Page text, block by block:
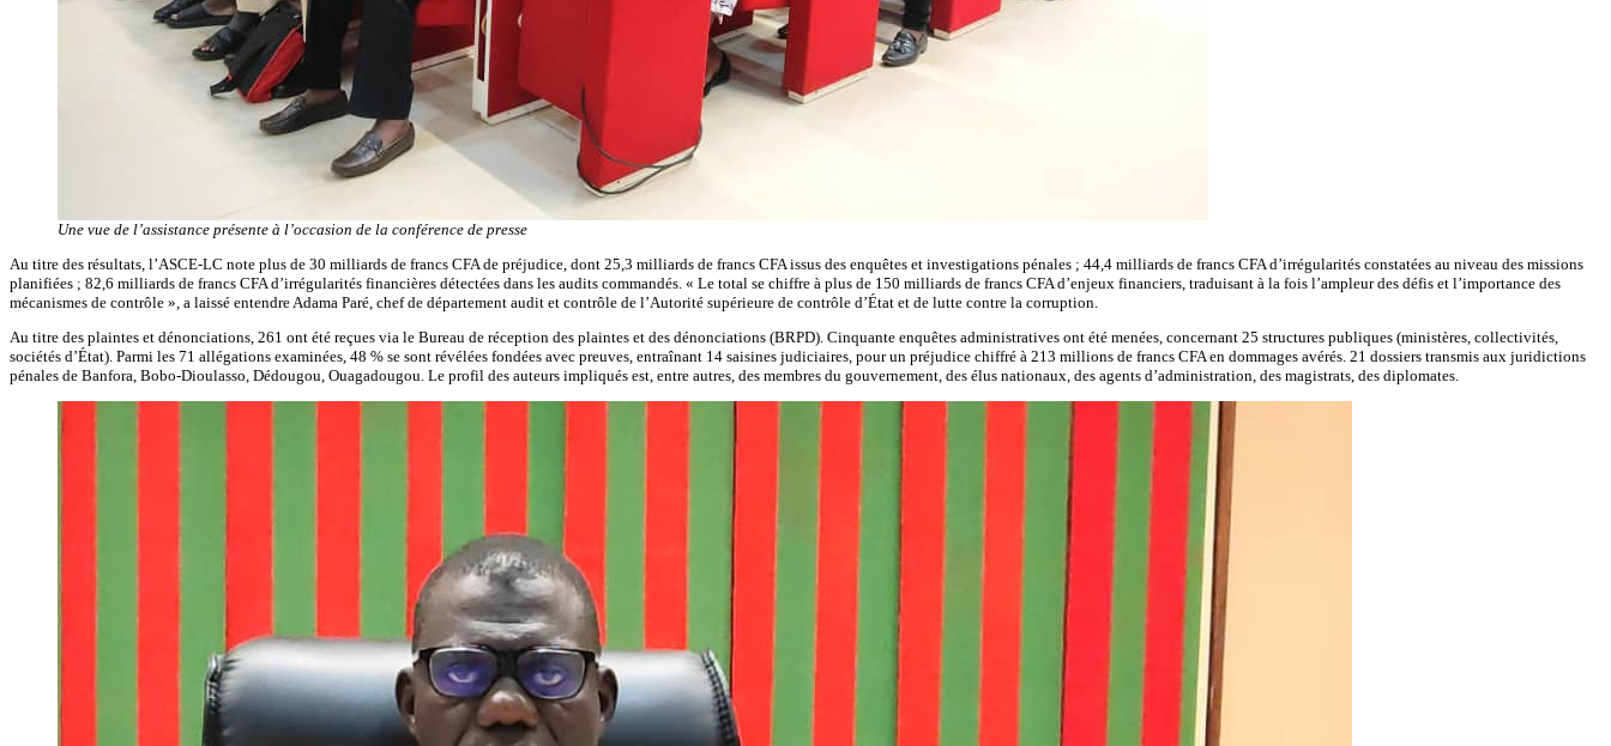
Une vue de l’assistance présente à l’occasion de la conférence de presse
Au titre des résultats, l’ASCE-LC note plus de 30 milliards de francs CFA de préjudice, dont 25,3 milliards de francs CFA issus des enquêtes et investigations pénales ; 44,4 milliards de francs CFA d’irrégularités constatées au niveau des missions
planifiées ; 82,6 milliards de francs CFA d’irrégularités financières détectées dans les audits commandés. « Le total se chiffre à plus de 150 milliards de francs CFA d’enjeux financiers, traduisant à la fois l’ampleur des défis et l’importance des
mécanismes de contrôle », a laissé entendre Adama Paré, chef de département audit et contrôle de l’Autorité supérieure de contrôle d’État et de lutte contre la corruption.
Au titre des plaintes et dénonciations, 261 ont été reçues via le Bureau de réception des plaintes et des dénonciations (BRPD). Cinquante enquêtes administratives ont été menées, concernant 25 structures publiques (ministères, collectivités,
sociétés d’État). Parmi les 71 allégations examinées, 48 % se sont révélées fondées avec preuves, entraînant 14 saisines judiciaires, pour un préjudice chiffré à 213 millions de francs CFA en dommages avérés. 21 dossiers transmis aux juridictions
pénales de Banfora, Bobo-Dioulasso, Dédougou, Ouagadougou. Le profil des auteurs impliqués est, entre autres, des membres du gouvernement, des élus nationaux, des agents d’administration, des magistrats, des diplomates.